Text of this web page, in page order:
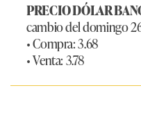
PRECIO DÓLAR
cambio del domingo
• Compra: 3.68
• Venta: 3.78